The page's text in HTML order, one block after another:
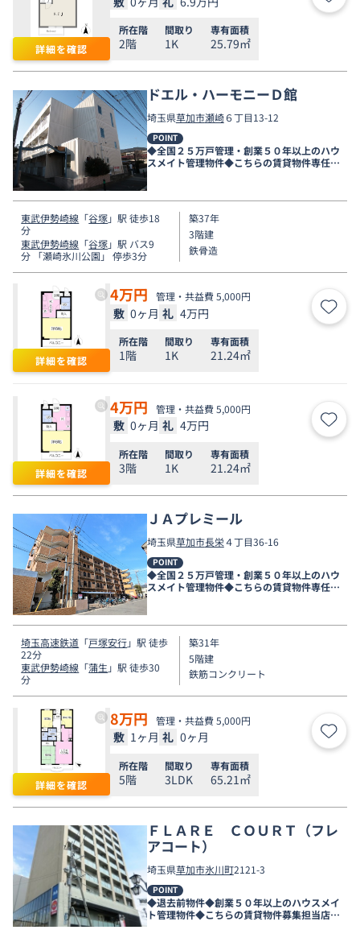
詳細を確認
所在階
2階
間取り
1K
専有面積
25.79㎡
ドエル・ハーモニーＤ館
埼玉県草加市瀬崎６丁目13-12
POINT
◆全国２５万戸管理・創業５０年以上のハウ
スメイト管理物件◆こちらの賃貸物件専任店
舗は新越谷店です◆
東武伊勢崎線 「谷塚」駅 徒歩18
分
東武伊勢崎線 「谷塚」駅 バス9
分 「瀬崎氷川公園」 停歩3分
築37年
3階建
鉄骨造
詳細を確認
4万円 管理・共益費 5,000円
敷 0ヶ月 礼 4万円 お気
所在階
1階
間取り
1K
専有面積
21.24㎡
詳細を確認
4万円 管理・共益費 5,000円
敷 0ヶ月 礼 4万円 お気
所在階
3階
間取り
1K
専有面積
21.24㎡
ＪＡプレミール
埼玉県草加市長栄４丁目36-16
POINT
◆全国２５万戸管理・創業５０年以上のハウ
スメイト管理物件◆こちらの賃貸物件専任店
舗は新越谷店です◆
埼玉高速鉄道 「戸塚安行」駅 徒歩
22分
東武伊勢崎線 「蒲生」駅 徒歩30
分
築31年
5階建
鉄筋コンクリート
詳細を確認
8万円 管理・共益費 5,000円
敷 1ヶ月 礼 0ヶ月 お気
所在階
5階
間取り
3LDK
専有面積
65.21㎡
ＦＬＡＲＥ ＣＯＵＲＴ（フレ
アコート）
埼玉県草加市氷川町2121-3
POINT
◆退去前物件◆創業５０年以上のハウスメイ
ト管理物件◆こちらの賃貸物件募集担当店舗
は新越谷店です◆